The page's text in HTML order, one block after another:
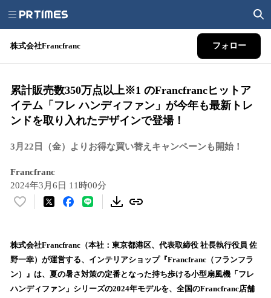
株式会社Francfranc フォロー
累計販売数350万点以上※1 のFrancfrancヒットア
イテム「フレ ハンディファン」が今年も最新トレ
ンドを取り入れたデザインで登場！
3月22日（金）よりお得な買い替えキャンペーンも開始！
Francfranc
2024年3月6日 11時00分
い
！
数
を
読
株式会社Francfranc（本社：東京都港区、代表取締役 社長執行役員 佐
野一幸）が運営する、インテリアショップ『Francfranc（フランフラ
ン）』は、夏の暑さ対策の定番となった持ち歩ける小型扇風機「フレ
ハンディファン」シリーズの2024年モデルを、全国のFrancfranc店舗